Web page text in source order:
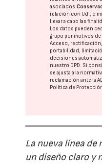
asociados.
relación con Ud., o
llevar a cabo las
Los datos pueden
grupo por motivos
Acceso,
portabilidad,
decisiones
nuestro DPD. Si
se ajusta a la
reclamación ante la
Política de
La nueva línea
un diseño claro y